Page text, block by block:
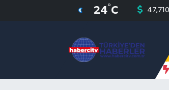
24°C
Nöbetçi Eczaneler
Hava Durumu